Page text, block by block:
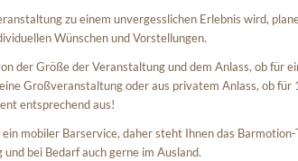
zu einem unvergesslichen Erlebnis wird,
Wünschen und Vorstellungen.
der Größe der Veranstaltung und dem Anlass, ob für
Großveranstaltung oder aus privatem Anlass, ob
entsprechend aus!
mobiler Barservice, daher steht Ihnen das
und bei Bedarf auch gerne im Ausland.